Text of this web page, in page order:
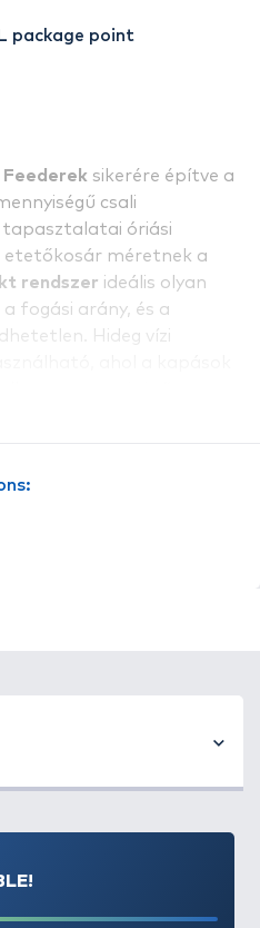
Feederek sikerére építve a
csali
tapasztalatai óriási
etetőkosár méretnek a
rendszer ideális olyan
fogási arány, és a
Hideg vízi
További előnye, hogy
segítő lyukak
package point